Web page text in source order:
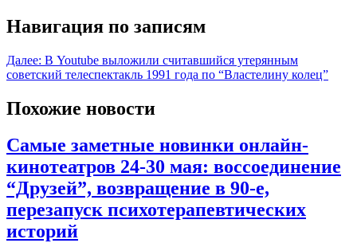
Навигация по записям
Далее: В Youtube выложили считавшийся утерянным
советский телеспектакль 1991 года по “Властелину колец”
Похожие новости
Самые заметные новинки онлайн-
кинотеатров 24-30 мая: воссоединение
“Друзей”, возвращение в 90-е,
перезапуск психотерапевтических
историй